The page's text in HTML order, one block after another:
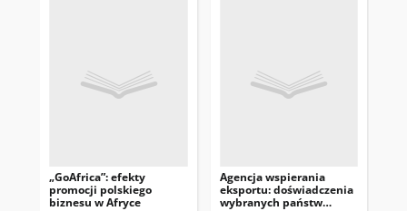
„GoAfrica”: efekty
promocji polskiego
biznesu w Afryce
Agencja wspierania
eksportu: doświadczenia
wybranych państw